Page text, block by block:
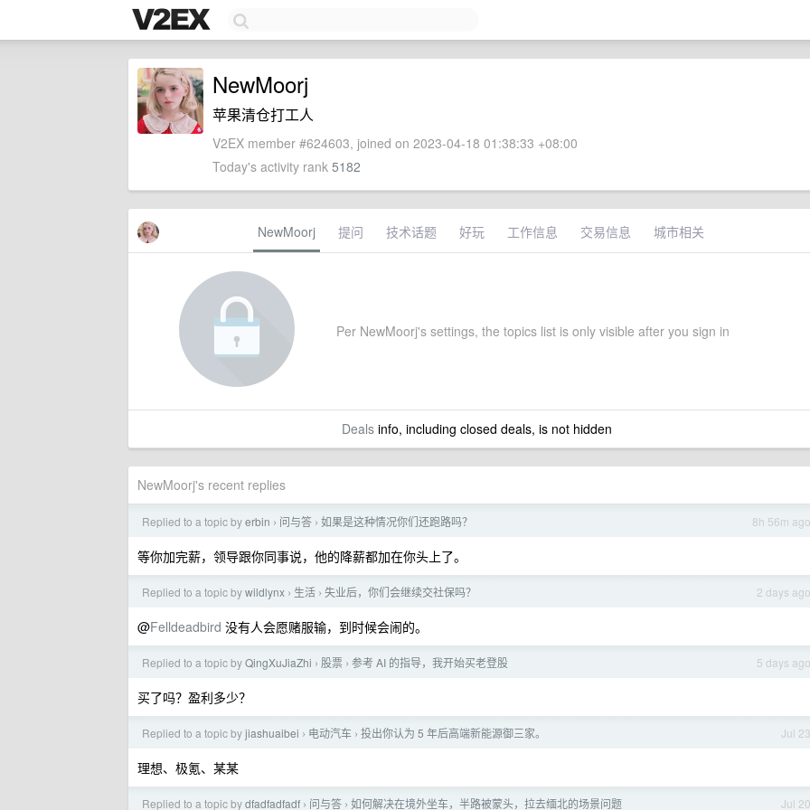
NewMoorj
苹果清仓打工人
V2EX member #624603, joined on 2023-04-18 01:38:33 +08:00
Today's activity rank 5182
NewMoorj 提问 技术话题 好玩 工作信息 交易信息 城市相关
Per NewMoorj's settings, the topics list is only visible after you sign in
Dealsinfo, including closed deals, is not hidden
NewMoorj's recent replies
8h 56m ago
Replied to a topic byerbin › 问与答 › 如果是这种情况你们还跑路吗？
等你加完薪，领导跟你同事说，他的降薪都加在你头上了。
2 days ago
Replied to a topic bywildlynx › 生活 › 失业后，你们会继续交社保吗？
@Felldeadbird 没有人会愿赌服输，到时候会闹的。
5 days ago
Replied to a topic byQingXuJiaZhi › 股票 › 参考 AI 的指导，我开始买老登股
买了吗？盈利多少？
Jul 23
Replied to a topic byjiashuaibei › 电动汽车 › 投出你认为 5 年后高端新能源御三家。
理想、极氪、某某
Jul 20
Replied to a topic bydfadfadfadf › 问与答 › 如何解决在境外坐车，半路被蒙头，拉去缅北的场景问题